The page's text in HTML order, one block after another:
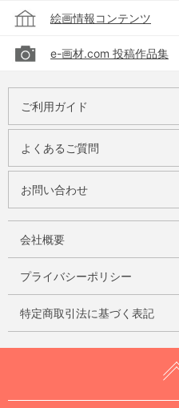
絵画情報コンテンツ
e-画材.com 投稿作品集
ご利用ガイド
よくあるご質問
お問い合わせ
会社概要
プライバシーポリシー
特定商取引法に基づく表記